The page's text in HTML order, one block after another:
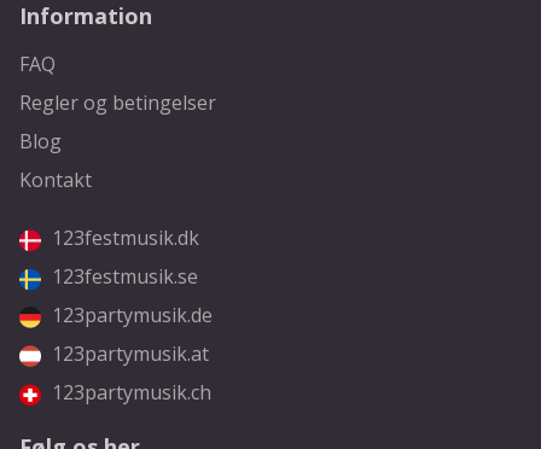
Information
FAQ
Regler og betingelser
Blog
Kontakt
123festmusik.dk
123festmusik.se
123partymusik.de
123partymusik.at
123partymusik.ch